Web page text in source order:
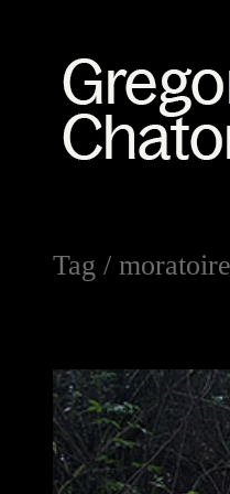
Tag / moratoire